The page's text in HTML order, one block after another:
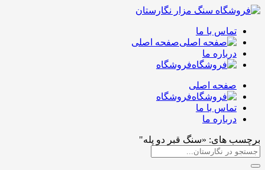
تماس با ما
صفحه اصلی
درباره ما
فروشگاه
صفحه اصلی
فروشگاه
تماس با ما
درباره ما
برچسب های: «سنگ قبر دو پله"